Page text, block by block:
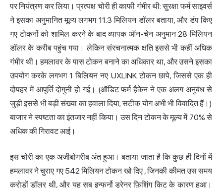
पर नियंत्रण कर लिया। प्रत्यक्ष चोरी ही काफी गंभीर थी: सुरक्षा फर्म साइवर्स
ने इसका अनुमानित मूल्यलगभग 11.3 मिलियन डॉलरबताया, और डंप किए
गए टोकनों को शामिल करने के बाद व्यापक ऑन-चेन अनुमान 28 मिलियन
डॉलर के करीब पहुंच गया। लेकिन संरचनात्मक क्षति इससे भी कहीं अधिक
गंभीर थी। हमलावर के पास टोकन बनाने का अधिकार था, और उसने इसका
उपयोग करके लगभग 1 बिलियन नए UXLINK टोकन छापे, जिससे एक ही
दोपहर में आपूर्ति दोगुनी हो गई। (ऑडिट फर्म हैकेन ने एक अलग अनुबंध से
जुड़ी इससे भी बड़ी संख्या का हवाला दिया; सटीक योग अभी भी विवादित हैं।)
बाजार ने स्पष्टता का इंतजार नहीं किया। उस दिन टोकन के मूल्य में 70% से
अधिक की गिरावट आई।
इस चोरी का एक अजीबोगरीब अंत हुआ। बताया जाता है कि कुछ ही दिनों में
हमलावर नेचुराए गए 542 मिलियन टोकन खो दिए, जिनकी कीमत उस समय
करोड़ों डॉलर थी, और यह सब इन्फर्नोड्रेनरफ़िशिंग किट के कारण हुआ।